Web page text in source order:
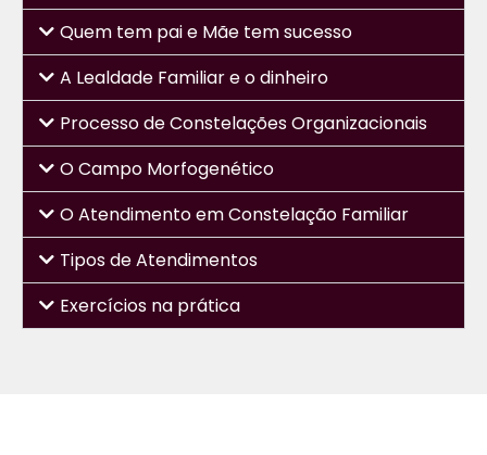
Quem tem pai e Mãe tem sucesso
A Lealdade Familiar e o dinheiro
Processo de Constelações Organizacionais
O Campo Morfogenético
O Atendimento em Constelação Familiar
Tipos de Atendimentos
Exercícios na prática